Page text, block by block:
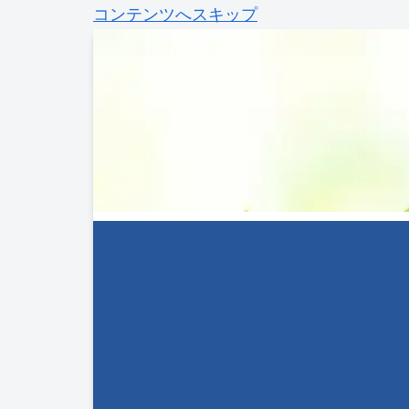
コンテンツへスキップ